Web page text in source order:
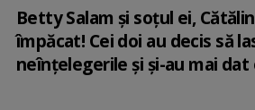
Betty Salam și soțul ei,
împăcat! Cei doi au decis să
neînțelegerile și și-au mai dat